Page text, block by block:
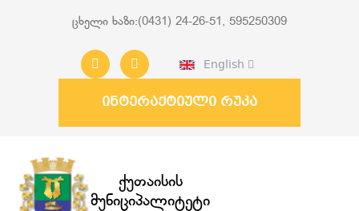
ცხელი ხაზი:(0431) 24-26-51, 595250309
English
ინტერაქტიული რუკა
ქუთაისის
მუნიციპალიტეტი